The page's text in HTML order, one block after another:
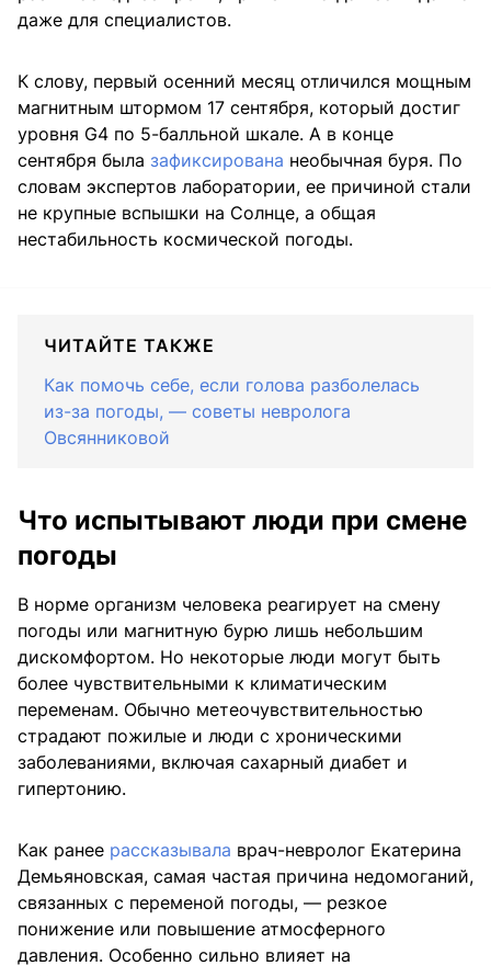
даже для специалистов.
К слову, первый осенний месяц отличился мощным
магнитным штормом 17 сентября, который достиг
уровня G4 по 5-балльной шкале. А в конце
сентября была зафиксирована необычная буря. По
словам экспертов лаборатории, ее причиной стали
не крупные вспышки на Солнце, а общая
нестабильность космической погоды.
ЧИТАЙТЕ ТАКЖЕ
Как помочь себе, если голова разболелась
из-за погоды, — советы невролога
Овсянниковой
Что испытывают люди при смене
погоды
В норме организм человека реагирует на смену
погоды или магнитную бурю лишь небольшим
дискомфортом. Но некоторые люди могут быть
более чувствительными к климатическим
переменам. Обычно метеочувствительностью
страдают пожилые и люди с хроническими
заболеваниями, включая сахарный диабет и
гипертонию.
Как ранее рассказывала врач-невролог Екатерина
Демьяновская, самая частая причина недомоганий,
связанных с переменой погоды, — резкое
понижение или повышение атмосферного
давления. Особенно сильно влияет на